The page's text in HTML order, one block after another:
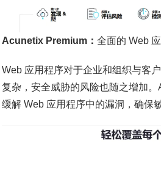
Acunetix Premium： 全面的 Web
Web 应用程序对于企业和组织与客
复杂，安全威胁的风险也随之增加
缓解 Web 应用程序中的漏洞，确保